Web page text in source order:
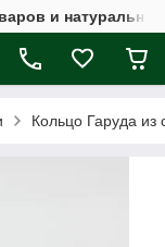
и
Кольцо Гаруда из